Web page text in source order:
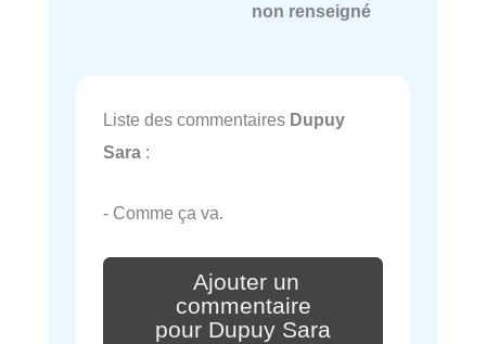
non renseigné
Liste des commentaires Dupuy
Sara :
- Comme ça va.
Ajouter un
commentaire
pour Dupuy Sara